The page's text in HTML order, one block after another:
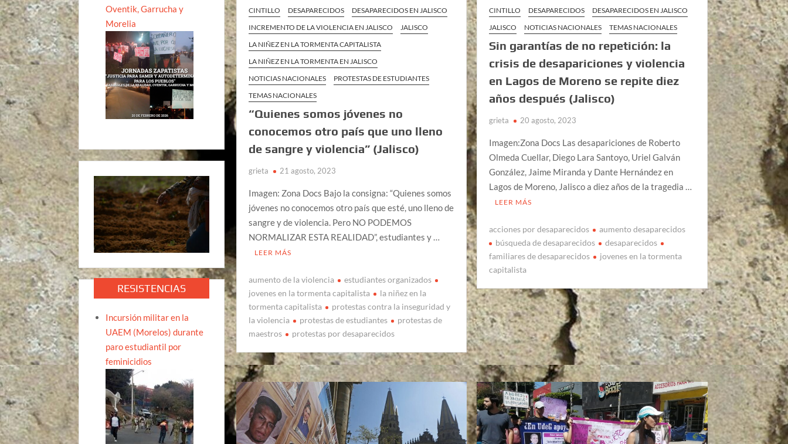
CINTILLO DESAPARECIDOS
DESAPARECIDOS EN JALISCO
INCREMENTO DE LA VIOLENCIA EN JALISCO
JALISCO
LA NIÑEZ EN LA TORMENTA CAPITALISTA
LA NIÑEZ EN LA TORMENTA EN JALISCO
NOTICIAS NACIONALES
PROTESTAS DE ESTUDIANTES
TEMAS NACIONALES
“Quienes somos jóvenes no
conocemos otro país que uno lleno
de sangre y violencia” (Jalisco)
grieta 21 agosto, 2023
Imagen: Zona Docs Bajo la consigna: “Quienes somos
jóvenes no conocemos otro país que esté, uno lleno de
sangre y de violencia. Pero NO PODEMOS
NORMALIZAR ESTA REALIDAD”, estudiantes y …
LEER MÁS
aumento de la violencia
estudiantes organizados
jovenes en la tormenta capitalista
la niñez en la
tormenta capitalista
protestas contra la inseguridad y
la violencia
protestas de estudiantes
protestas de
maestros
protestas por desaparecidos
CINTILLO DESAPARECIDOS
DESAPARECIDOS EN JALISCO
JALISCO
NOTICIAS NACIONALES TEMAS NACIONALES
Sin garantías de no repetición: la
crisis de desapariciones y violencia
en Lagos de Moreno se repite diez
años después (Jalisco)
grieta 20 agosto, 2023
Imagen:Zona Docs Las desapariciones de Roberto
Olmeda Cuellar, Diego Lara Santoyo, Uriel Galván
González, Jaime Miranda y Dante Hernández en
Lagos de Moreno, Jalisco a diez años de la tragedia …
LEER MÁS
acciones por desaparecidos
aumento desaparecidos
búsqueda de desaparecidos
desaparecidos
familiares de desaparecidos
jovenes en la tormenta
capitalista
Oventik, Garrucha y
Morelia
RESISTENCIAS
Incursión militar en la
UAEM (Morelos) durante
paro estudiantil por
feminicidios